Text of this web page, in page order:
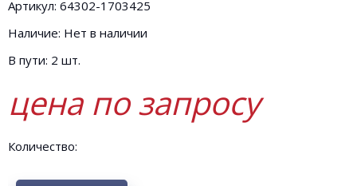
Артикул: 64302-1703425
Наличие: Нет в наличии
В пути: 2 шт.
цена по запросу
Количество: